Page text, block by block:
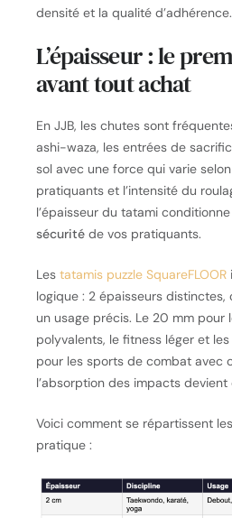
densité et la qualité d’adhérence.
L’épaisseur : le
avant tout achat
En JJB, les chutes sont
ashi-waza, les entrées de
sol avec une force qui varie
pratiquants et l’intensité du
l’épaisseur du tatami
sécurité de vos pratiquants.
Les tatamis puzzle SquareFLOOR
logique : 2 épaisseurs
un usage précis. Le 20 mm pour
polyvalents, le fitness léger et
pour les sports de combat avec
l’absorption des impacts devient
Voici comment se répartissent
pratique :